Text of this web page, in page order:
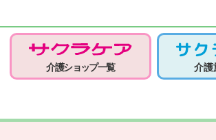
介護ショップ一覧 介護
医療機関・介護施設